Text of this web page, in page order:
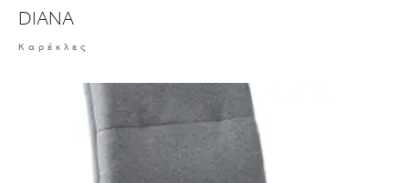
DIANA
Καρέκλες